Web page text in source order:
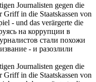
Journalisten gegen die
in die Staatskassen von
- und das verärgerte die
на коррупции в
стали похожи
- и разозлили
Journalisten gegen die
Griff in die Staatskassen von